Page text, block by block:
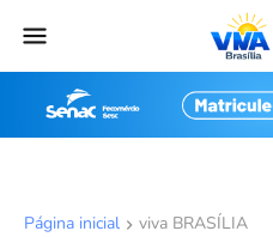
Página inicial viva BRASÍLIA